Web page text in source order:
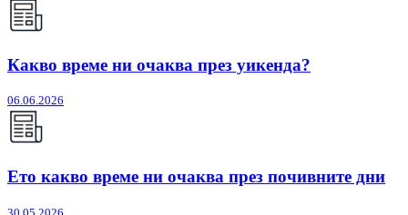
Какво време ни очаква през уикенда?
06.06.2026
Ето какво време ни очаква през почивните дни